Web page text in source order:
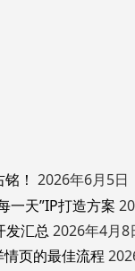
！ 2026年6月5日
一天”IP打造方案
发汇总 2026年4月8
页的最佳流程